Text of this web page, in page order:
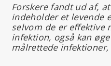
Forskere fandt ud af,
indeholder et levende
selvom de er effektive
infektion, også kan
målrettede